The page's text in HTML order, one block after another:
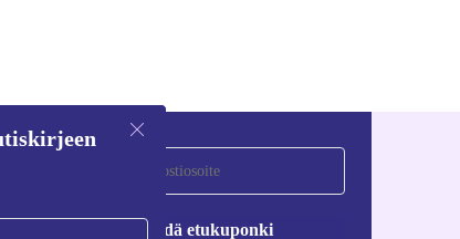
Pyydä etukuponki